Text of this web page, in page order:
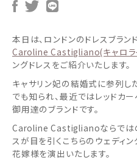
本日は、ロンドンのドレスブラ
Caroline Castigliano(キャロラ
ングドレスをご紹介いたします。
キャサリン妃の結婚式に参列し
でも知られ、最近ではレッドカ
御用達のブランドです。
Caroline Castiglianoならでは
スが目を引くこちらのウェディ
花嫁様を演出いたします。